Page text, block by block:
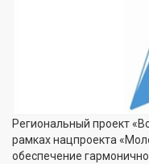
Региональный проект
рамках нацпроекта
обеспечение